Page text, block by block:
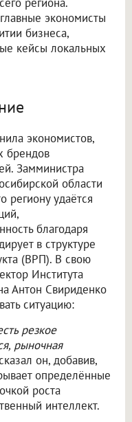
экономисты
бизнеса,
кейсы локальных
экономистов,
брендов
Замминистра
области
региону удаётся
благодаря
в структуре
(ВРП). В свою
Института
Антон Свириденко
ситуацию:
резкое
рыночная
он, добавив,
определённые
роста
интеллект.